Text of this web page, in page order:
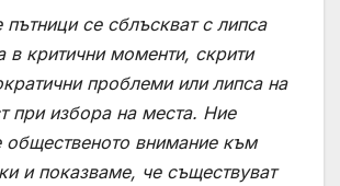
пътници се сблъскват с липса
в критични моменти, скрити
проблеми или липса на
при избора на места. Ние
общественото внимание към
и показваме, че съществуват